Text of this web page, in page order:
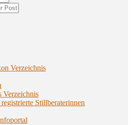
ums Stillen
Verzeichnis
Verzeichnis
Stillberaterinnen